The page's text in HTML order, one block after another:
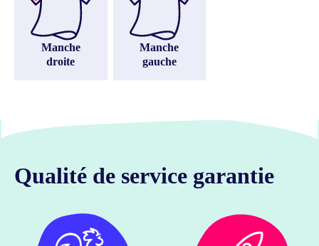
Manche
droite
Manche
gauche
Qualité de service garantie